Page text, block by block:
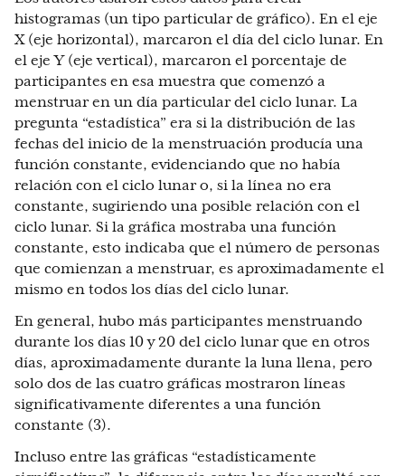
histogramas (un tipo particular de gráfico). En el eje
X (eje horizontal), marcaron el día del ciclo lunar. En
el eje Y (eje vertical), marcaron el porcentaje de
participantes en esa muestra que comenzó a
menstruar en un día particular del ciclo lunar. La
pregunta “estadística” era si la distribución de las
fechas del inicio de la menstruación producía una
función constante, evidenciando que no había
relación con el ciclo lunar o, si la línea no era
constante, sugiriendo una posible relación con el
ciclo lunar. Si la gráfica mostraba una función
constante, esto indicaba que el número de personas
que comienzan a menstruar, es aproximadamente el
mismo en todos los días del ciclo lunar.
En general, hubo más participantes menstruando
durante los días 10 y 20 del ciclo lunar que en otros
días, aproximadamente durante la luna llena, pero
solo dos de las cuatro gráficas mostraron líneas
significativamente diferentes a una función
constante (3).
Incluso entre las gráficas “estadísticamente